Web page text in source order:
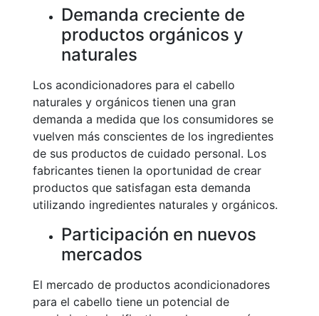
Demanda creciente de
productos orgánicos y
naturales
Los acondicionadores para el cabello
naturales y orgánicos tienen una gran
demanda a medida que los consumidores se
vuelven más conscientes de los ingredientes
de sus productos de cuidado personal. Los
fabricantes tienen la oportunidad de crear
productos que satisfagan esta demanda
utilizando ingredientes naturales y orgánicos.
Participación en nuevos
mercados
El mercado de productos acondicionadores
para el cabello tiene un potencial de